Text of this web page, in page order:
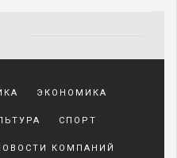
sürekli
beraber
geçirerek
ЭКОНОМИКА
СПОРТ
КОМПАНИЙ